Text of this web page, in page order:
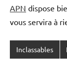
APN dispose
vous servira à
Inclassables